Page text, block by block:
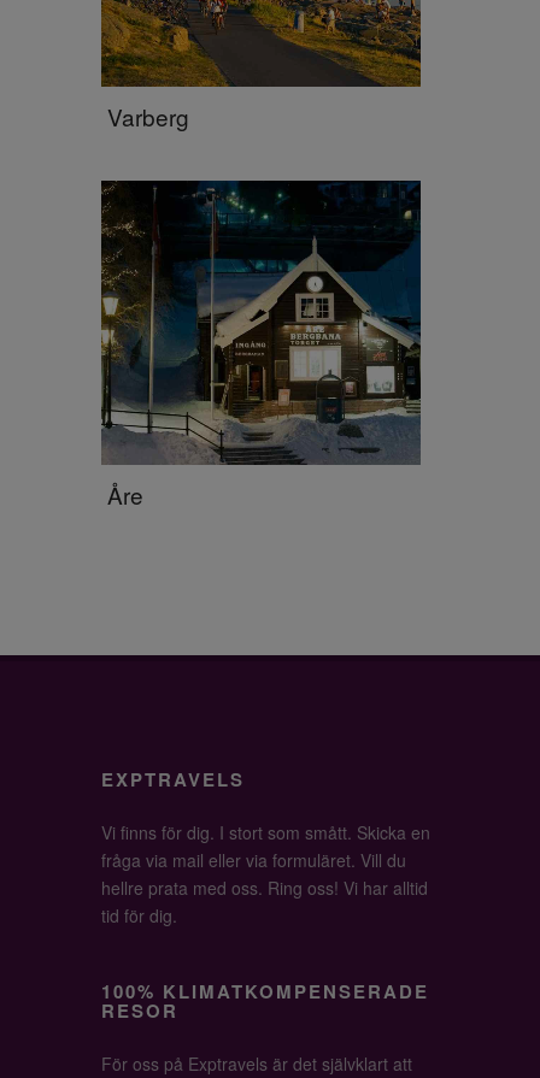
Varberg
Åre
EXPTRAVELS
Vi finns för dig. I stort som smått. Skicka en
fråga via mail eller via formuläret. Vill du
hellre prata med oss. Ring oss! Vi har alltid
tid för dig.
100% KLIMATKOMPENSERADE
RESOR
För oss på Exptravels är det självklart att